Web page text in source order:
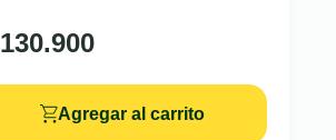
130.900
Agregar al carrito